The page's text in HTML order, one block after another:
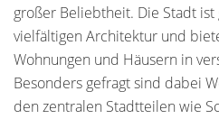
großer Beliebtheit. Die Stadt
vielfältigen Architektur und
Wohnungen und Häusern in
Besonders gefragt sind dabei
den zentralen Stadtteilen wie